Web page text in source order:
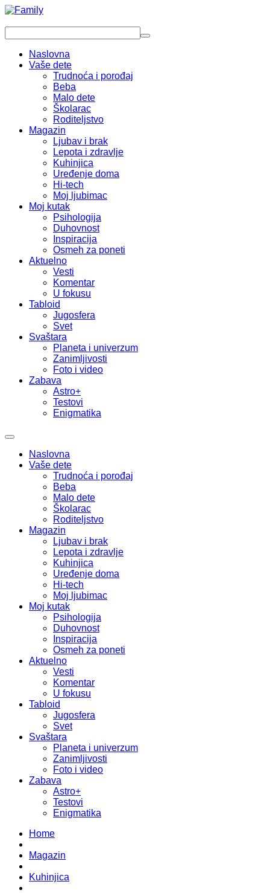
Naslovna
Vaše dete
Trudnoća i porođaj
Beba
Malo dete
Školarac
Roditeljstvo
Magazin
Ljubav i brak
Lepota i zdravlje
Kuhinjica
Uređenje doma
Hi-tech
Moj ljubimac
Moj kutak
Psihologija
Duhovnost
Inspiracija
Osmeh za poneti
Aktuelno
Vesti
Komentar
U fokusu
Tabloid
Jugosfera
Svet
Svaštara
Planeta i univerzum
Zanimljivosti
Foto i video
Zabava
Astro+
Testovi
Enigmatika
Naslovna
Vaše dete
Trudnoća i porođaj
Beba
Malo dete
Školarac
Roditeljstvo
Magazin
Ljubav i brak
Lepota i zdravlje
Kuhinjica
Uređenje doma
Hi-tech
Moj ljubimac
Moj kutak
Psihologija
Duhovnost
Inspiracija
Osmeh za poneti
Aktuelno
Vesti
Komentar
U fokusu
Tabloid
Jugosfera
Svet
Svaštara
Planeta i univerzum
Zanimljivosti
Foto i video
Zabava
Astro+
Testovi
Enigmatika
Home
Magazin
Kuhinjica